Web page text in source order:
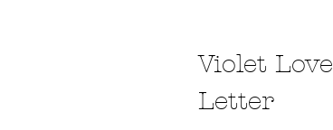
Violet Love
Letter